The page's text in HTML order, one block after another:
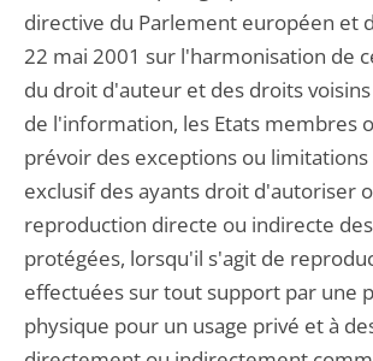
directive du Parlement européen et
22 mai 2001 sur l'harmonisation de
du droit d'auteur et des droits
de l'information, les Etats membres
prévoir des exceptions ou
exclusif des ayants droit d'autoriser
reproduction directe ou indirecte
protégées, lorsqu'il s'agit de
effectuées sur tout support par une
physique pour un usage privé et à